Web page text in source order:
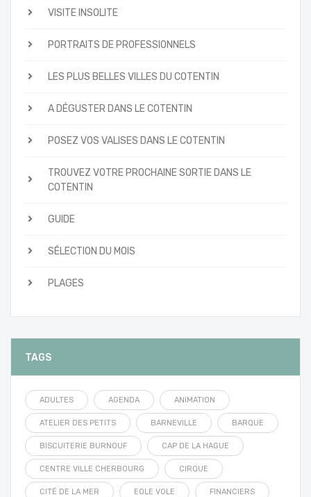
VISITE INSOLITE
PORTRAITS DE PROFESSIONNELS
LES PLUS BELLES VILLES DU COTENTIN
A DÉGUSTER DANS LE COTENTIN
POSEZ VOS VALISES DANS LE COTENTIN
TROUVEZ VOTRE PROCHAINE SORTIE DANS LE
COTENTIN
GUIDE
SÉLECTION DU MOIS
PLAGES
TAGS
ADULTES AGENDA ANIMATION
ATELIER DES PETITS BARNEVILLE BARQUE
BISCUITERIE BURNOUF CAP DE LA HAGUE
CENTRE VILLE CHERBOURG CIRQUE
CITÉ DE LA MER EOLE VOLE FINANCIERS